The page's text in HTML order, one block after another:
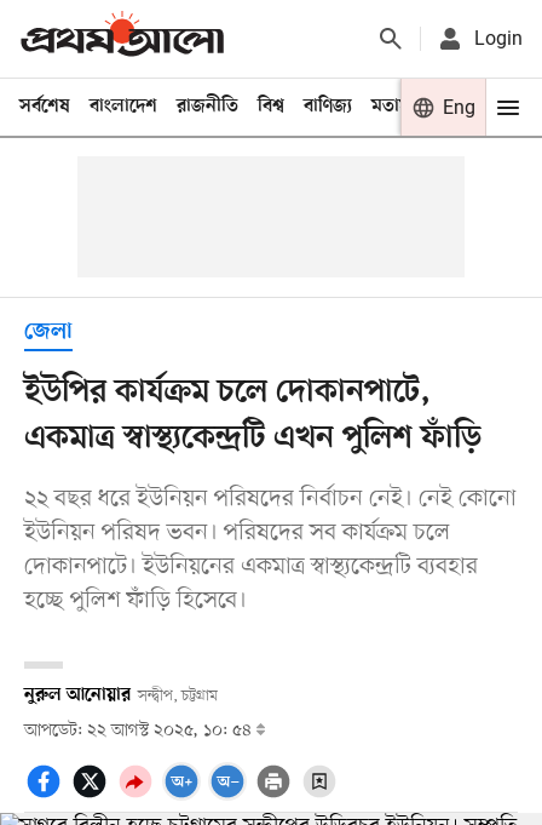
Login
সর্বশেষ বাংলাদেশ রাজনীতি বিশ্ব বাণিজ্য মতামত খেলা
Eng
জেলা
ইউপির কার্যক্রম চলে দোকানপাটে,
একমাত্র স্বাস্থ্যকেন্দ্রটি এখন পুলিশ ফাঁড়ি
২২ বছর ধরে ইউনিয়ন পরিষদের নির্বাচন নেই। নেই কোনো
ইউনিয়ন পরিষদ ভবন। পরিষদের সব কার্যক্রম চলে
দোকানপাটে। ইউনিয়নের একমাত্র স্বাস্থ্যকেন্দ্রটি ব্যবহার
হচ্ছে পুলিশ ফাঁড়ি হিসেবে।
নুরুল আনোয়ার সন্দ্বীপ, চট্টগ্রাম
আপডেট: ২২ আগস্ট ২০২৫, ১০: ৫৪